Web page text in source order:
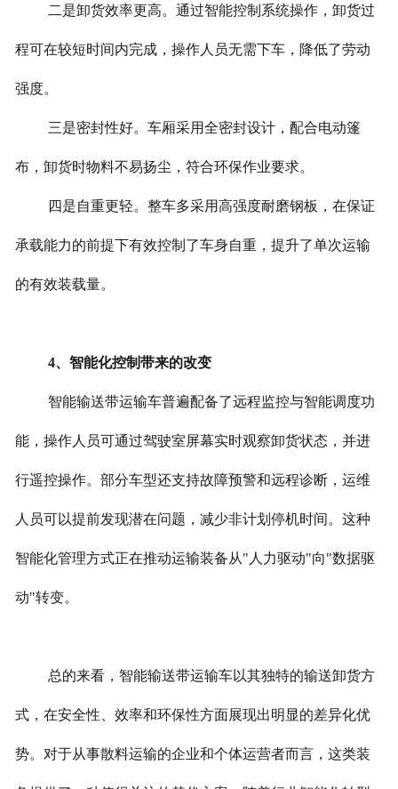
二是卸货效率更高。通过智能控制系统操作，卸货过
程可在较短时间内完成，操作人员无需下车，降低了劳动
强度。
三是密封性好。车厢采用全密封设计，配合电动篷
布，卸货时物料不易扬尘，符合环保作业要求。
四是自重更轻。整车多采用高强度耐磨钢板，在保证
承载能力的前提下有效控制了车身自重，提升了单次运输
的有效装载量。
4、智能化控制带来的改变
智能输送带运输车普遍配备了远程监控与智能调度功
能，操作人员可通过驾驶室屏幕实时观察卸货状态，并进
行遥控操作。部分车型还支持故障预警和远程诊断，运维
人员可以提前发现潜在问题，减少非计划停机时间。这种
智能化管理方式正在推动运输装备从"人力驱动"向"数据驱
动"转变。
总的来看，智能输送带运输车以其独特的输送卸货方
式，在安全性、效率和环保性方面展现出明显的差异化优
势。对于从事散料运输的企业和个体运营者而言，这类装